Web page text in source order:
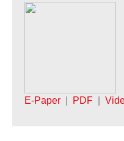
E-Paper PDF